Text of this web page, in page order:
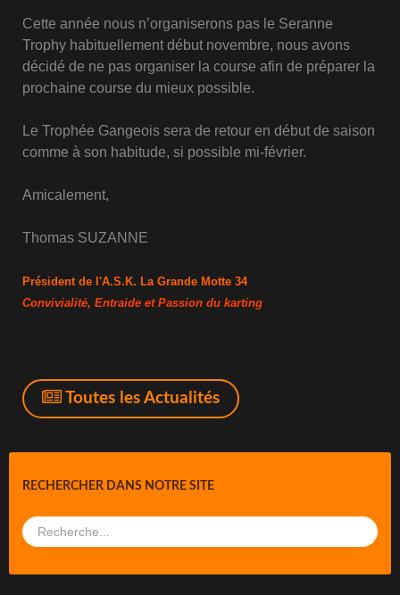
Cette année nous n’organiserons pas le Seranne
Trophy habituellement début novembre, nous avons
décidé de ne pas organiser la course afin de préparer la
prochaine course du mieux possible.
Le Trophée Gangeois sera de retour en début de saison
comme à son habitude, si possible mi-février.
Amicalement,
Thomas SUZANNE
Président de l'A.S.K. La Grande Motte 34
Convivialité, Entraide et Passion du karting
Toutes les Actualités
RECHERCHER DANS NOTRE SITE